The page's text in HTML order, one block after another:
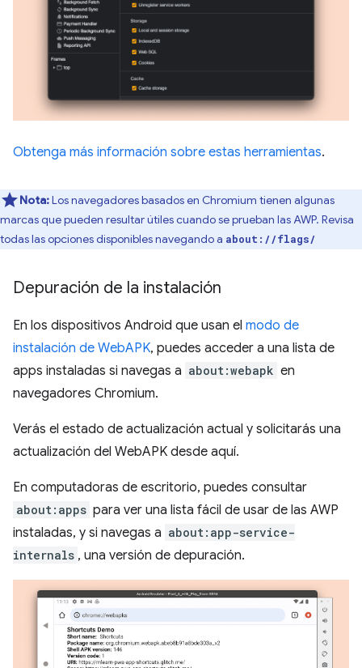
Obtenga más información sobre estas herramientas.
Nota:Los navegadores basados en Chromium tienen algunas
marcas que pueden resultar útiles cuando se prueban las AWP. Revisa
todas las opciones disponibles navegando a about://flags/
Depuración de la instalación
En los dispositivos Android que usan el modo de
instalación de WebAPK, puedes acceder a una lista de
apps instaladas si navegas a about:webapk en
navegadores Chromium.
Verás el estado de actualización actual y solicitarás una
actualización del WebAPK desde aquí.
En computadoras de escritorio, puedes consultar
about:apps para ver una lista fácil de usar de las AWP
instaladas, y si navegas a about:app-service-
internals , una versión de depuración.